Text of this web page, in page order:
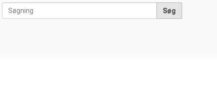
Søg
Søg
Avanceret søgning